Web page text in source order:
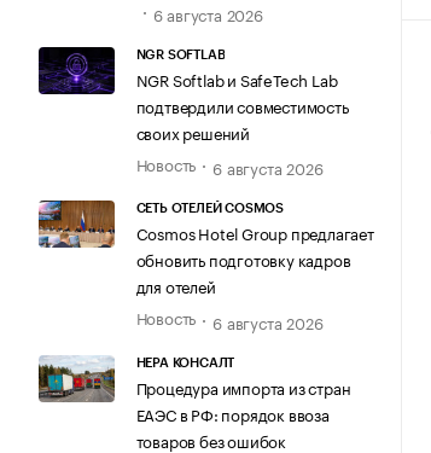
6 августа 2026
NGR SOFTLAB
NGR Softlab и SafeTech Lab
подтвердили совместимость
своих решений
Новость
6 августа 2026
СЕТЬ ОТЕЛЕЙ COSMOS
Cosmos Hotel Group предлагает
обновить подготовку кадров
для отелей
Новость
6 августа 2026
НЕРА КОНСАЛТ
Процедура импорта из стран
ЕАЭС в РФ: порядок ввоза
товаров без ошибок